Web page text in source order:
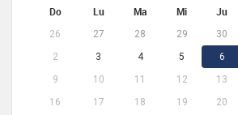
Do Lu Ma Mi Ju
26 27 28 29 30
2
3 4 5 6
9
10 11 12 13
16
17 18 19 20